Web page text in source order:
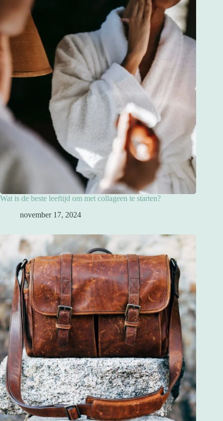
Wat is de beste leeftijd om met collageen te starten?
november 17, 2024